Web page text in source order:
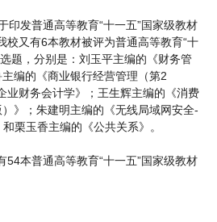
发普通高等教育“十一五”国家级教材
校又有6本教材被评为普通高等教育“十
题，分别是：刘玉平主编的《财务管
编的《商业银行经营管理（第2
业财务会计学》；王生辉主编的《消费
》；朱建明主编的《无线局域网安全-
栗玉香主编的《公共关系》。
本普通高等教育“十一五”国家级教材